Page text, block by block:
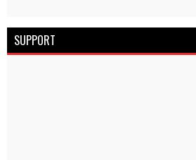
SUPPORT